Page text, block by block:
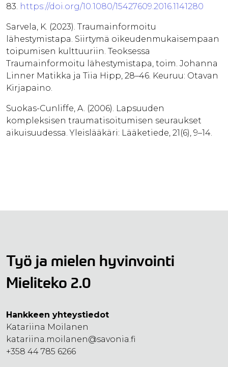
83. https://doi.org/10.1080/15427609.2016.1141280
Sarvela, K. (2023). Traumainformoitu
lähestymistapa. Siirtymä oikeudenmukaisempaan
toipumisen kulttuuriin. Teoksessa
Traumainformoitu lähestymistapa, toim. Johanna
Linner Matikka ja Tiia Hipp, 28–46. Keuruu: Otavan
Kirjapaino.
Suokas-Cunliffe, A. (2006). Lapsuuden
kompleksisen traumatisoitumisen seuraukset
aikuisuudessa. Yleislääkäri: Lääketiede, 21(6), 9–14.
Työ ja mielen hyvinvointi
Mieliteko 2.0
Hankkeen yhteystiedot
Katariina Moilanen
katariina.moilanen@savonia.fi
+358 44 785 6266